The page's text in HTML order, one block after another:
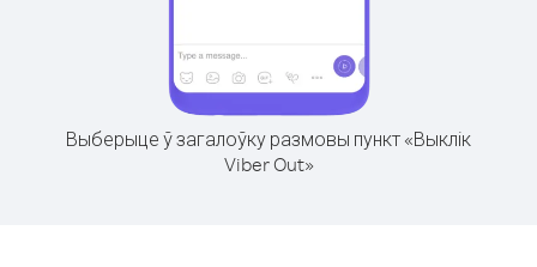
Выберыце ў загалоўку размовы пункт «Выклік
Viber Out»